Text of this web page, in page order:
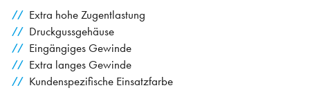
Extra hohe Zugentlastung
Druckgussgehäuse
Eingängiges Gewinde
Extra langes Gewinde
Kundenspezifische Einsatzfarbe